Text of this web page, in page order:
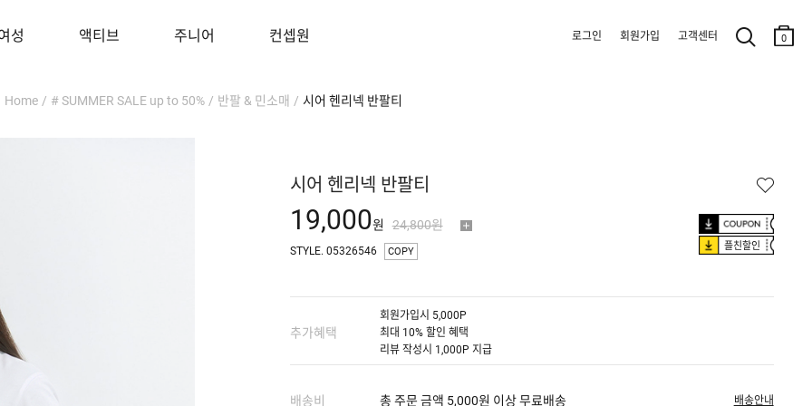
성 액티브 주니어 컨셉원 로그인 회원가입 고객센터 0
Home / # SUMMER SALE up to 50% / 반팔 & 민소매 / 시어 헨리넥 반팔티
시어 헨리넥 반팔티
19,000원 24,800원
플친할인
STYLE. 05326546 COPY
추가혜택
회원가입시 5,000P
최대 10% 할인 혜택
리뷰 작성시 1,000P 지급
배송비 총 주문 금액 5,000원 이상 무료배송 배송안내